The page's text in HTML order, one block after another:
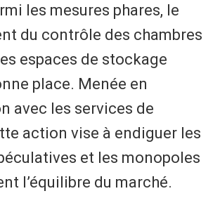
les mesures phares, le
du contrôle des chambres
espaces de stockage
place. Menée en
avec les services de
action vise à endiguer les
et les monopoles
l’équilibre du marché.